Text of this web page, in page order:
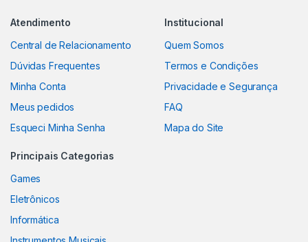
Atendimento
Central de Relacionamento
Dúvidas Frequentes
Minha Conta
Meus pedidos
Esqueci Minha Senha
Institucional
Quem Somos
Termos e Condições
Privacidade e Segurança
FAQ
Mapa do Site
Principais Categorias
Games
Eletrônicos
Informática